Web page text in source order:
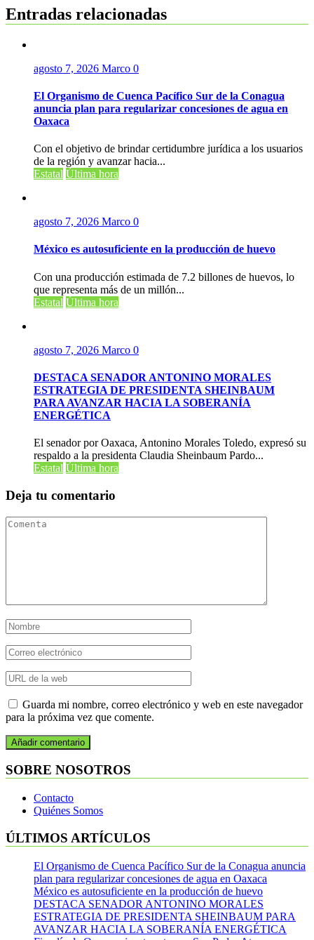
Entradas relacionadas
agosto 7, 2026 Marco 0
El Organismo de Cuenca Pacífico Sur de la Conagua
anuncia plan para regularizar concesiones de agua en
Oaxaca
Con el objetivo de brindar certidumbre jurídica a los usuarios
de la región y avanzar hacia...
Estatal Última hora
agosto 7, 2026 Marco 0
México es autosuficiente en la producción de huevo
Con una producción estimada de 7.2 billones de huevos, lo
que representa más de un millón...
Estatal Última hora
agosto 7, 2026 Marco 0
DESTACA SENADOR ANTONINO MORALES
ESTRATEGIA DE PRESIDENTA SHEINBAUM
PARA AVANZAR HACIA LA SOBERANÍA
ENERGÉTICA
El senador por Oaxaca, Antonino Morales Toledo, expresó su
respaldo a la presidenta Claudia Sheinbaum Pardo...
Estatal Última hora
Deja tu comentario
Guarda mi nombre, correo electrónico y web en este navegador
para la próxima vez que comente.
SOBRE NOSOTROS
Contacto
Quiénes Somos
ÚLTIMOS ARTÍCULOS
El Organismo de Cuenca Pacífico Sur de la Conagua anuncia
plan para regularizar concesiones de agua en Oaxaca
México es autosuficiente en la producción de huevo
DESTACA SENADOR ANTONINO MORALES
ESTRATEGIA DE PRESIDENTA SHEINBAUM PARA
AVANZAR HACIA LA SOBERANÍA ENERGÉTICA